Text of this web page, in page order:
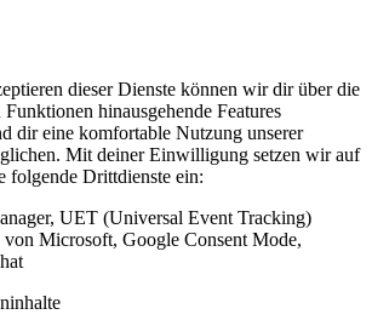
dieser Dienste können wir dir über die
Funktionen hinausgehende Features
dir eine komfortable Nutzung unserer
Mit deiner Einwilligung setzen wir auf
folgende Drittdienste ein:
UET (Universal Event Tracking)
von Microsoft, Google Consent Mode,